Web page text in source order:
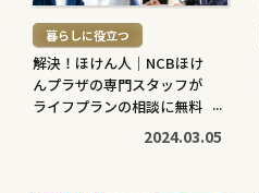
む
> 暮らしに役立つ
解決！ほけん人｜NCBほけ
んプラザの専門スタッフが
ライフプランの相談に無料
2024.03.05